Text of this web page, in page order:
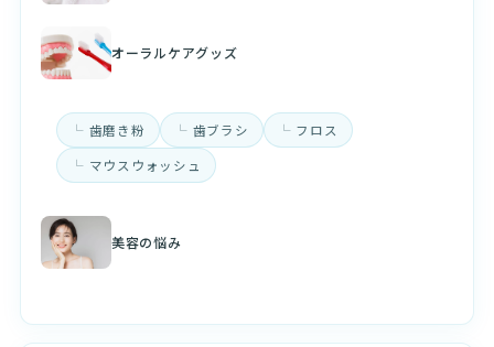
オーラルケアグッズ
歯磨き粉 歯ブラシ
フロス
マウスウォッシュ
美容の悩み